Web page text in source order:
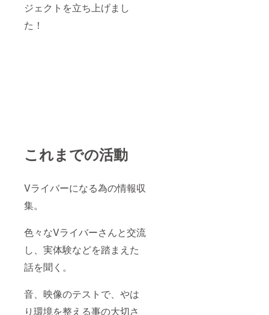
ジェクトを立ち上げまし
た！
これまでの活動
Vライバーになる為の情報収
集。
色々なVライバーさんと交流
し、実体験などを踏まえた
話を聞く。
音、映像のテストで、やは
り環境を整える事の大切さ